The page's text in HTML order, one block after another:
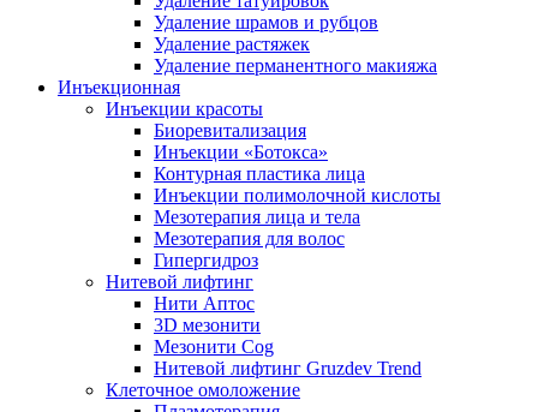
Удаление шрамов и рубцов
Удаление растяжек
Удаление перманентного макияжа
Инъекционная
Инъекции красоты
Биоревитализация
Инъекции «Ботокса»
Контурная пластика лица
Инъекции полимолочной кислоты
Мезотерапия лица и тела
Мезотерапия для волос
Гипергидроз
Нитевой лифтинг
Нити Аптос
3D мезонити
Мезонити Cog
Нитевой лифтинг Gruzdev Trend
Клеточное омоложение